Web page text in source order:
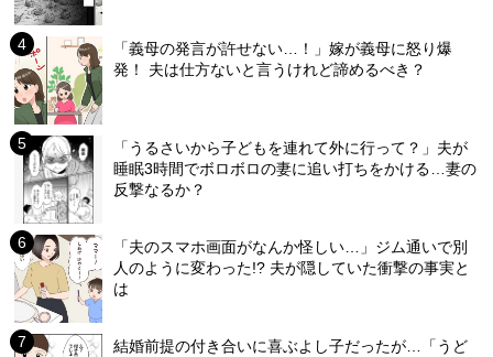
「義母の発言が許せない…！」嫁が義母に怒り爆
発！ 夫は仕方ないと言うけれど諦めるべき？
「うるさいから子どもを連れて外に行って？」夫が
睡眠3時間でボロボロの妻に追い打ちをかける…妻の
反撃なるか？
「夫のスマホ画面がなんか怪しい…」ジム通いで別
人のように変わった!? 夫が隠していた衝撃の事実と
は
結婚前提の付き合いに喜ぶよし子だったが…「うど